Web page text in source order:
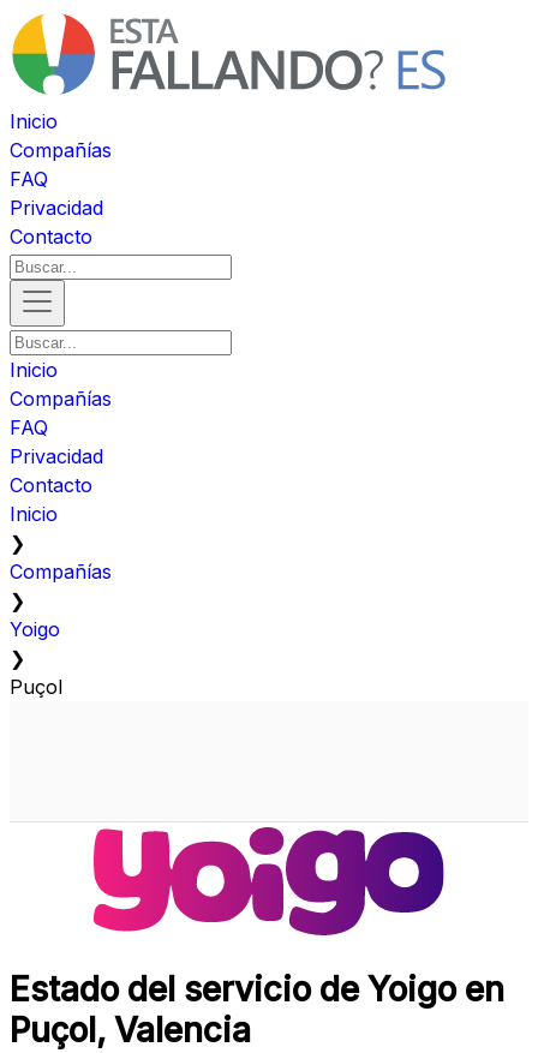
Inicio
Compañías
FAQ
Privacidad
Contacto
Inicio
Compañías
FAQ
Privacidad
Contacto
Inicio
❯
Compañías
❯
Yoigo
❯
Puçol
Estado del servicio de Yoigo en
Puçol, Valencia